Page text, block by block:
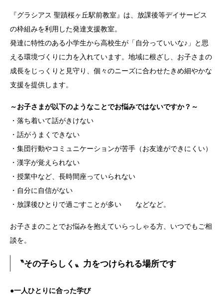
『グラシアス 聖蹟桜ヶ丘駅前教室』は、放課後等デイサービス
の枠組みを利用した発達支援教室。
発達に特性のある小学生から高校生が「自分っていいな♪」と思
える環境づくりに力を入れています。地域に根ざし、お子さまの
成長をじっくりと見守り、個々のニーズに合わせたきめ細やかな
支援を提供します。
～お子さまが以下のようなことでお悩みではないですか？～
・落ち着いて話がきけない
・話がうまくできない
・集団行動やコミュニケーションが苦手（お友達ができにくい）
・漢字が覚えられない
・授業中など、長時間座っていられない
・自分に自信がない
・放課後ひとりで過ごすことが多い などなど。
お子さまのことでお悩みを抱えていらっしゃる方、いつでもご相
談を。
〝その子らしく〟力をつけられる場所です
●一人ひとりに合った学び